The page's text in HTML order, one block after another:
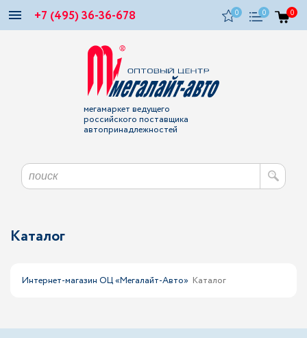
+7 (495) 36-36-678 0 0 0
мегамаркет ведущего
российского поставщика
автопринадлежностей
Каталог
Интернет-магазин ОЦ «Мегалайт-Авто» Каталог